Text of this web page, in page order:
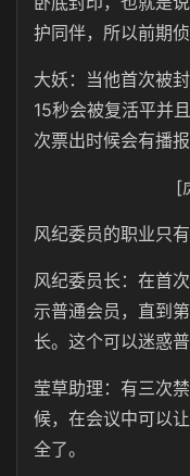
护同伴，所以前期
大妖：当他首次被
15秒会被复活平并
次票出时候会有播报
[
风纪委员的职业只
风纪委员长：在首
示普通会员，直到
长。这个可以迷惑普
莹草助理：有三次
候，在会议中可以
全了。